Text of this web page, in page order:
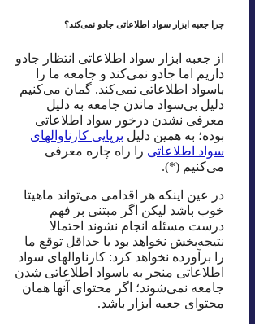
چرا جعبه ابزار سواد اطلاعاتی جادو نمی‌کند؟
از جعبه ابزار سواد اطلاعاتی انتظار جادو
داریم اما جادو نمی‌کند و جامعه ما را
باسواد اطلاعاتی نمی‌کند. گمان می‌کنیم
دلیل بی‌سواد ماندن جامعه به دلیل
معرفی نشدن درخور سواد اطلاعاتی
بوده؛ به همین دلیل برپایی کارناوالهای
سواد اطلاعاتی را راه چاره معرفی
می‌کنیم (*).
در عین اینکه هر اقدامی می‌تواند ماهیتا
خوب باشد لیکن اگر مبتنی بر فهم
درست مسئله انجام نشوند احتمالا
نتیجه‌‌بخش نخواهد بود یا حداقل توقع ما
را برآورده نخواهد کرد: کارناوالهای سواد
اطلاعاتی منجر به باسواد اطلاعاتی شدن
جامعه نمی‌شوند؛ اگر محتوای آنها همان
محتوای جعبه ابزار باشد.